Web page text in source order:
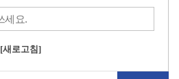
[새로고침]